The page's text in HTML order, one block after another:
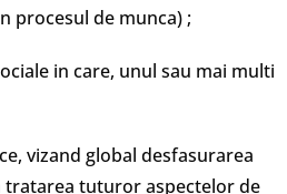
procesul de munca) ;
in care, unul sau mai multi
vizand global desfasurarea
tratarea tuturor aspectelor de